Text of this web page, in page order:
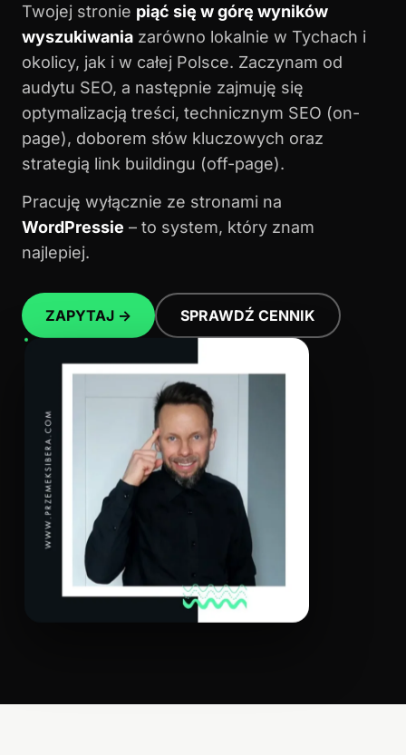
Twojej stronie piąć się w górę wyników
wyszukiwania zarówno lokalnie w Tychach i
okolicy, jak i w całej Polsce. Zaczynam od
audytu SEO, a następnie zajmuję się
optymalizacją treści, technicznym SEO (on-
page), doborem słów kluczowych oraz
strategią link buildingu (off-page).
Pracuję wyłącznie ze stronami na
WordPressie – to system, który znam
najlepiej.
ZAPYTAJ → SPRAWDŹ CENNIK